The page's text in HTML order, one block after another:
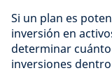
Si un plan es
inversión en
determinar
inversiones